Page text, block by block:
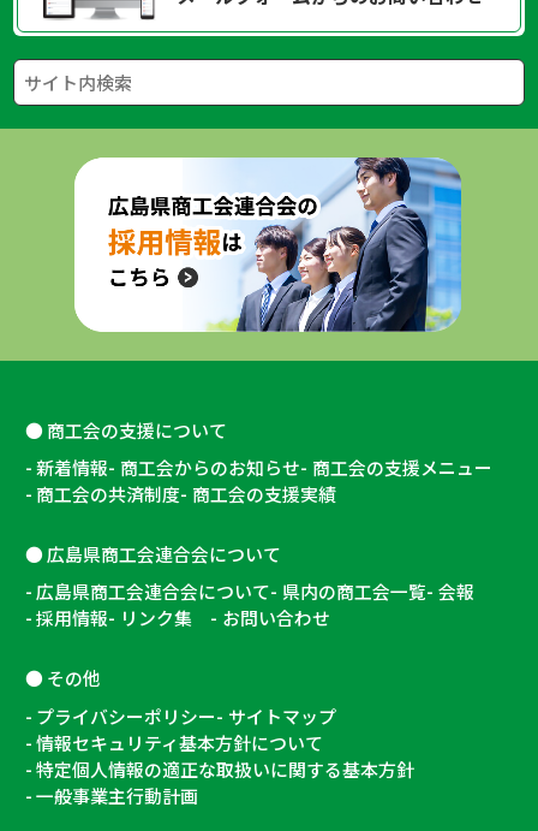
商工会の支援について
新着情報 商工会からのお知らせ 商工会の支援メニュー
商工会の共済制度 商工会の支援実績
広島県商工会連合会について
広島県商工会連合会について 県内の商工会一覧 会報
採用情報
リンク集 お問い合わせ
その他
プライバシーポリシー
サイトマップ
情報セキュリティ基本方針について
特定個人情報の適正な取扱いに関する基本方針
一般事業主行動計画